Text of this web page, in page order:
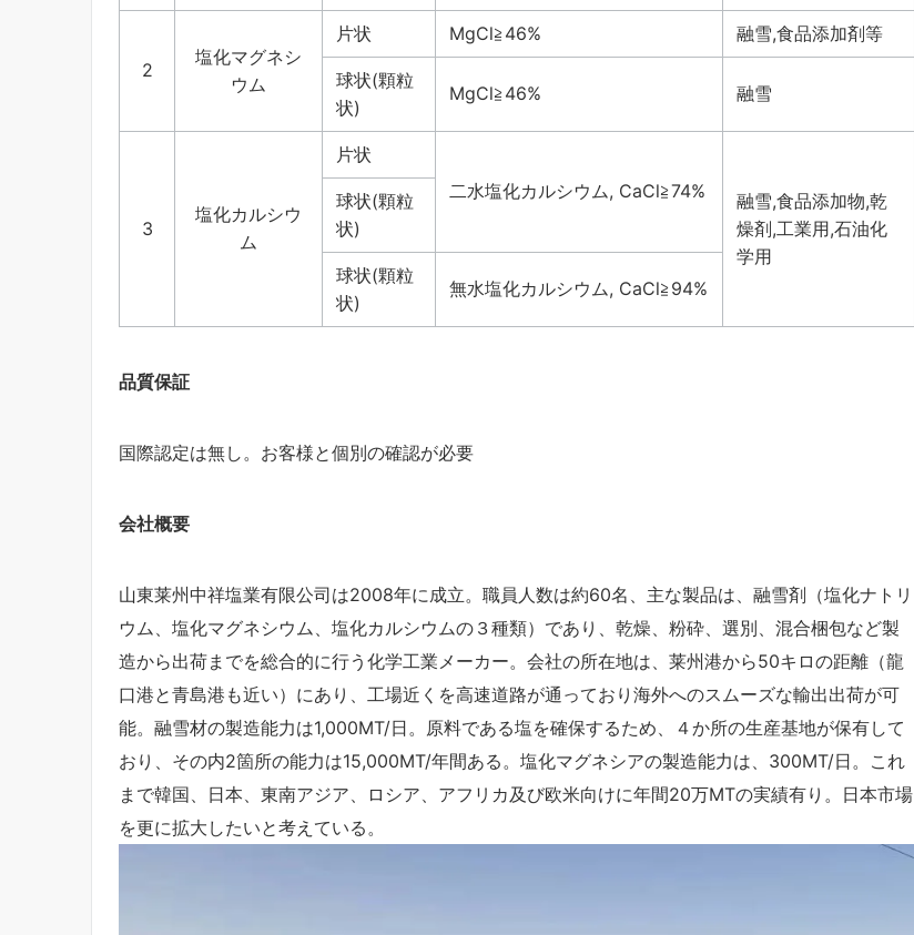
2
塩化マグネシ
ウム
片状 MgCl≧46% 融雪,食品添加剤等
球状(顆粒
状)
MgCl≧46% 融雪
3
塩化カルシウ
ム
片状
二水塩化カルシウム, CaCl≧74%
融雪,食品添加物,乾
燥剤,工業用,石油化
学用
球状(顆粒
状)
球状(顆粒
状)
無水塩化カルシウム, CaCl≧94%
品質保証
国際認定は無し。お客様と個別の確認が必要
会社概要
山東莱州中祥塩業有限公司は2008年に成立。職員人数は約60名、主な製品は、融雪剤（塩化ナトリ
ウム、塩化マグネシウム、塩化カルシウムの３種類）であり、乾燥、粉砕、選別、混合梱包など製
造から出荷までを総合的に行う化学工業メーカー。会社の所在地は、莱州港から50キロの距離（龍
口港と青島港も近い）にあり、工場近くを高速道路が通っており海外へのスムーズな輸出出荷が可
能。融雪材の製造能力は1,000MT/日。原料である塩を確保するため、４か所の生産基地が保有して
おり、その内2箇所の能力は15,000MT/年間ある。塩化マグネシアの製造能力は、300MT/日。これ
まで韓国、日本、東南アジア、ロシア、アフリカ及び欧米向けに年間20万MTの実績有り。日本市場
を更に拡大したいと考えている。